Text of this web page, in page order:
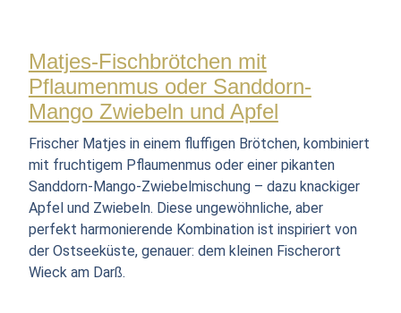
Matjes-Fischbrötchen mit
Pflaumenmus oder Sanddorn-
Mango Zwiebeln und Apfel
Frischer Matjes in einem fluffigen Brötchen, kombiniert
mit fruchtigem Pflaumenmus oder einer pikanten
Sanddorn-Mango-Zwiebelmischung – dazu knackiger
Apfel und Zwiebeln. Diese ungewöhnliche, aber
perfekt harmonierende Kombination ist inspiriert von
der Ostseeküste, genauer: dem kleinen Fischerort
Wieck am Darß.